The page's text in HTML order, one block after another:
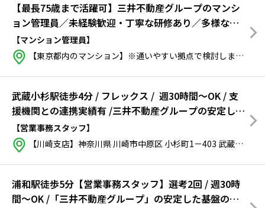
【最長75歳まで活躍可】三井不動産グループのマンシ
ョン管理員／未経験歓迎・丁寧な研修あり／多様な障
害配慮あり
【マンション管理員】
【東京都内のマンション】※通いやすい拠点で検討します東京都
武蔵小杉駅徒歩4分 / フレックス / 週30時間～OK / 支
援機関との連携実績有 /三井不動産グループの安定した
基盤！ ※atGPからのご入社実績豊富！
【営業事務スタッフ】
【川崎支店】神奈川県 川崎市中原区 小杉町1－403 武蔵小杉タワープレイス
浦和駅徒歩5分【営業事務スタッフ】選考2回 / 週30時
間～OK /「三井不動産グループ」の安定した基盤のも